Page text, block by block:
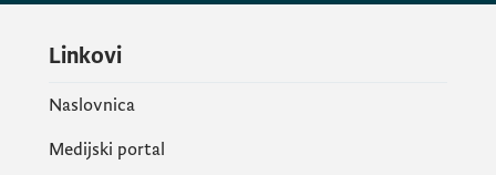
Linkovi
Naslovnica
Medijski portal